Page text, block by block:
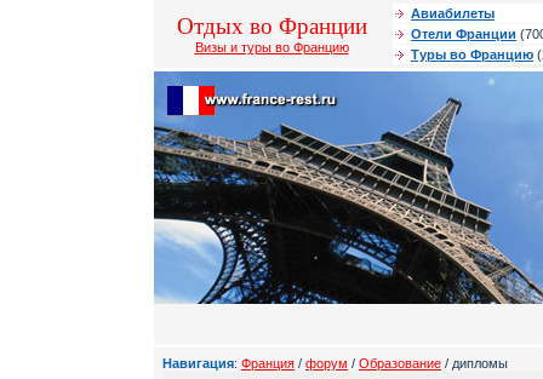
Отдых во Франции
Визы и туры во Францию
Авиабилеты
Отели Франции
Туры во Францию
Навигация: Франция / форум / Образование / дипломы